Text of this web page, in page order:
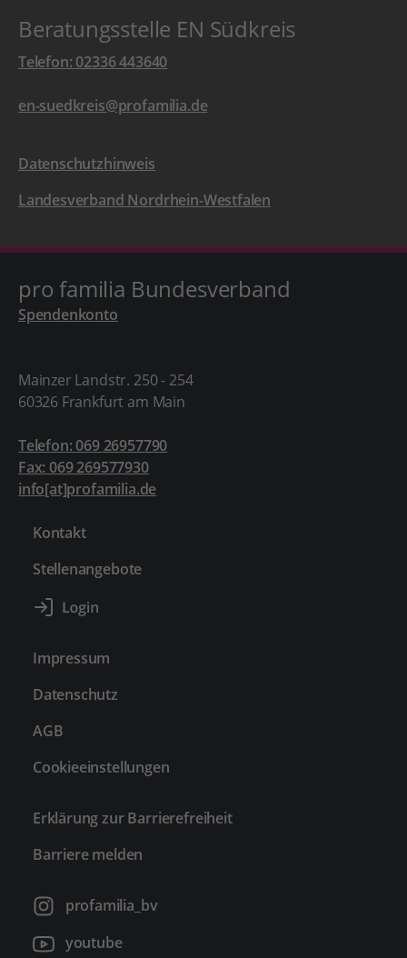
Beratungsstelle EN Südkreis
Telefon: 02336 443640
en-suedkreis@profamilia.de
Datenschutzhinweis
Landesverband Nordrhein-Westfalen
pro familia Bundesverband
Spendenkonto
Mainzer Landstr. 250 - 254
60326 Frankfurt am Main
Telefon: 069 26957790
Fax: 069 269577930
info[at]profamilia.de
Kontakt
Stellenangebote
Impressum
Datenschutz
AGB
Cookieeinstellungen
Erklärung zur Barrierefreiheit
Barriere melden
profamilia_bv
youtube